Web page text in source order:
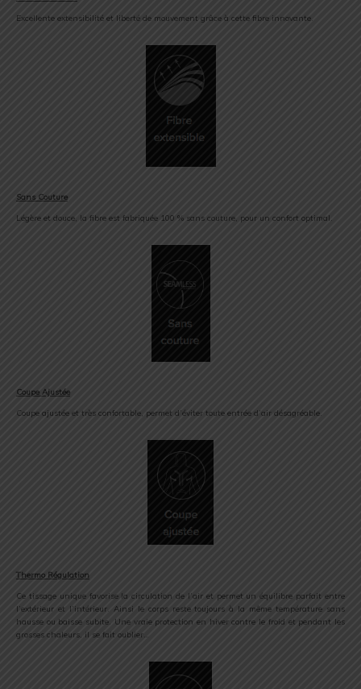
Excellente extensibilité et liberté de mouvement grâce à cette fibre innovante.
Sans Couture
Légère et douce, la fibre est fabriquée 100 % sans couture, pour un confort optimal.
Coupe Ajustée
Coupe ajustée et très confortable, permet d’éviter toute entrée d’air désagréable.
Thermo Régulation
Ce tissage unique favorise la circulation de l’air et permet un équilibre parfait entre
l’extérieur et l’intérieur. Ainsi le corps reste toujours à la même température sans
hausse ou baisse subite. Une vraie protection en hiver contre le froid et pendant les
grosses chaleurs, il se fait oublier…